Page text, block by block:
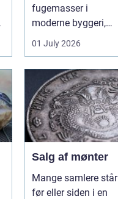
fugemasser i
moderne byggeri,
især i badeværelser,
køkkener og andr...
01 July 2026
Salg af mønter
Mange samlere står
før eller siden i en